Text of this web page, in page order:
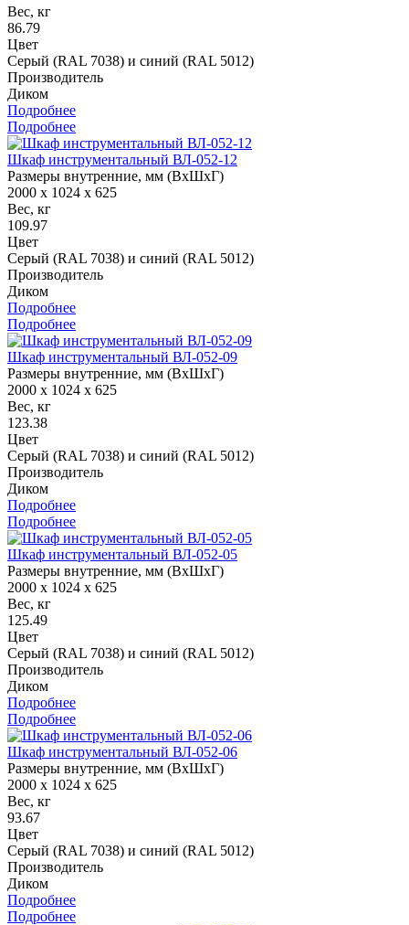
Вес, кг
86.79
Цвет
Серый (RAL 7038) и синий (RAL 5012)
Производитель
Диком
Подробнее
Подробнее
Шкаф инструментальный ВЛ-052-12
Размеры внутренние, мм (ВхШхГ)
2000 x 1024 x 625
Вес, кг
109.97
Цвет
Серый (RAL 7038) и синий (RAL 5012)
Производитель
Диком
Подробнее
Подробнее
Шкаф инструментальный ВЛ-052-09
Размеры внутренние, мм (ВхШхГ)
2000 x 1024 x 625
Вес, кг
123.38
Цвет
Серый (RAL 7038) и синий (RAL 5012)
Производитель
Диком
Подробнее
Подробнее
Шкаф инструментальный ВЛ-052-05
Размеры внутренние, мм (ВхШхГ)
2000 x 1024 x 625
Вес, кг
125.49
Цвет
Серый (RAL 7038) и синий (RAL 5012)
Производитель
Диком
Подробнее
Подробнее
Шкаф инструментальный ВЛ-052-06
Размеры внутренние, мм (ВхШхГ)
2000 x 1024 x 625
Вес, кг
93.67
Цвет
Серый (RAL 7038) и синий (RAL 5012)
Производитель
Диком
Подробнее
Подробнее